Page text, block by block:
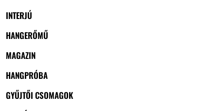
INTERJÚ
HANGERŐMŰ
MAGAZIN
HANGPRÓBA
GYŰJTŐI CSOMAGOK